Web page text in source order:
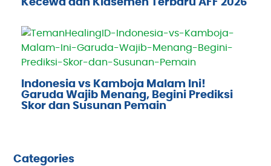
Kecewa dan Klasemen Terbaru AFF 2026
Indonesia vs Kamboja Malam Ini!
Garuda Wajib Menang, Begini Prediksi
Skor dan Susunan Pemain
Categories